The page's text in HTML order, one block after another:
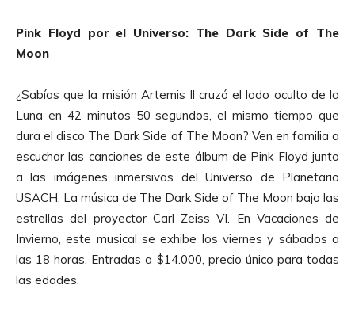
Pink Floyd por el Universo: The Dark Side of The
Moon
¿Sabías que la misión Artemis Il cruzó el lado oculto de la
Luna en 42 minutos 50 segundos, el mismo tiempo que
dura el disco The Dark Side of The Moon? Ven en familia a
escuchar las canciones de este álbum de Pink Floyd junto
a las imágenes inmersivas del Universo de Planetario
USACH. La música de The Dark Side of The Moon bajo las
estrellas del proyector Carl Zeiss VI. En Vacaciones de
Invierno, este musical se exhibe los viernes y sábados a
las 18 horas. Entradas a $14.000, precio único para todas
las edades.